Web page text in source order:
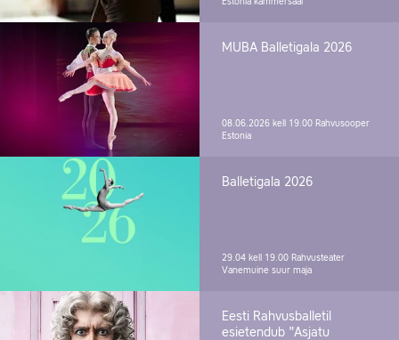
Estonia kammersaal
MUBA Balletigala 2026
08.06.2026 kell 19.00 Rahvusooper
Estonia
Balletigala 2026
29.04 kell 19.00 Rahvusteater
Vanemuine suur maja
Eesti Rahvusballetil
esietendub "Asjatu